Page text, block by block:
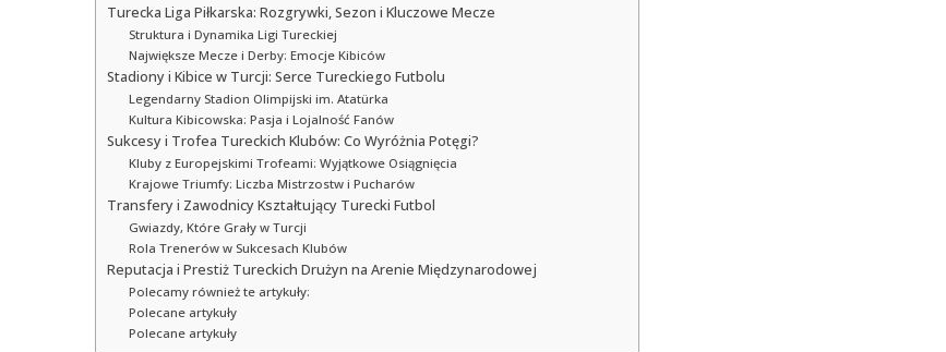
Turecka Liga Piłkarska: Rozgrywki, Sezon i Kluczowe Mecze
Struktura i Dynamika Ligi Tureckiej
Największe Mecze i Derby: Emocje Kibiców
Stadiony i Kibice w Turcji: Serce Tureckiego Futbolu
Legendarny Stadion Olimpijski im. Atatürka
Kultura Kibicowska: Pasja i Lojalność Fanów
Sukcesy i Trofea Tureckich Klubów: Co Wyróżnia Potęgi?
Kluby z Europejskimi Trofeami: Wyjątkowe Osiągnięcia
Krajowe Triumfy: Liczba Mistrzostw i Pucharów
Transfery i Zawodnicy Kształtujący Turecki Futbol
Gwiazdy, Które Grały w Turcji
Rola Trenerów w Sukcesach Klubów
Reputacja i Prestiż Tureckich Drużyn na Arenie Międzynarodowej
Polecamy również te artykuły:
Polecane artykuły
Polecane artykuły